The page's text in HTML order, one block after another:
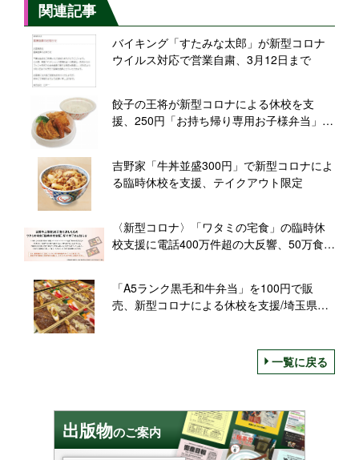
関連記事
バイキング「すたみな太郎」が新型コロナ
ウイルス対応で営業自粛、3月12日まで
餃子の王将が新型コロナによる休校を支
援、250円「お持ち帰り専用お子様弁当」を
吉野家「牛丼並盛300円」で新型コロナによ
る臨時休校を支援、テイクアウト限定
〈新型コロナ〉「ワタミの宅食」の臨時休
校支援に電話400万件超の大反響、50万食を
「A5ランク黒毛和牛弁当」を100円で販
売、新型コロナによる休校を支援/埼玉県川
一覧に戻る
出版物のご案内